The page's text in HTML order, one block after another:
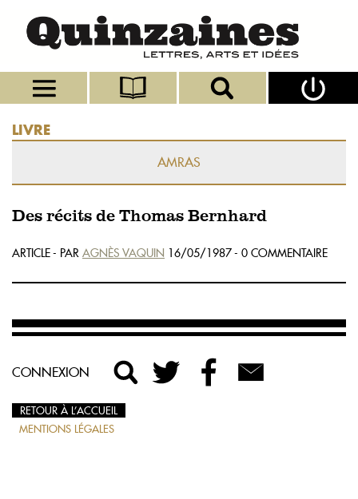
LIVRE
AMRAS
Des récits de Thomas Bernhard
ARTICLE - PAR AGNÈS VAQUIN 16/05/1987 - 0 COMMENTAIRE
CONNEXION
RETOUR À L’ACCUEIL
MENTIONS LÉGALES